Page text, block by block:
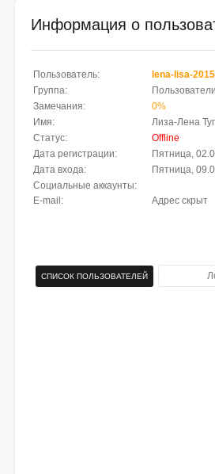
Информация о
Пользователь:
lena-lisa-2015
Группа:
Замечания:
0%
Имя:
Лиза-Лена
Статус:
Offline
Дата регистрации:
Пятница,
Дата входа:
Пятница,
Социальные аккаунты:
E-mail:
Адрес скрыт